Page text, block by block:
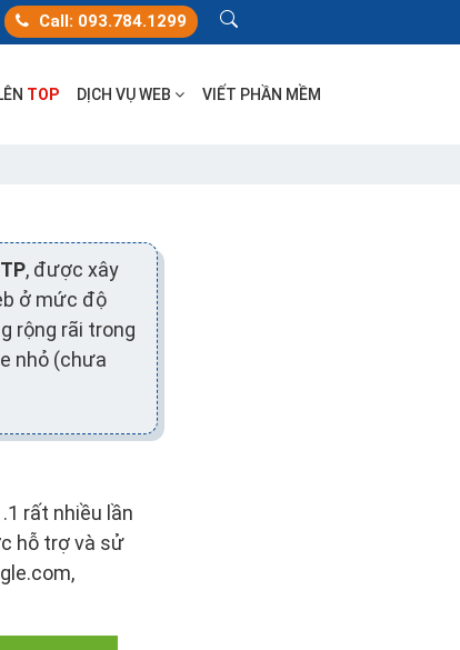
Call: 093.784.1299
TOP DỊCH VỤ WEB VIẾT PHẦN MỀM
, được xây
ở mức độ
rộng rãi trong
nhỏ (chưa
rất nhiều lần
hỗ trợ và sử